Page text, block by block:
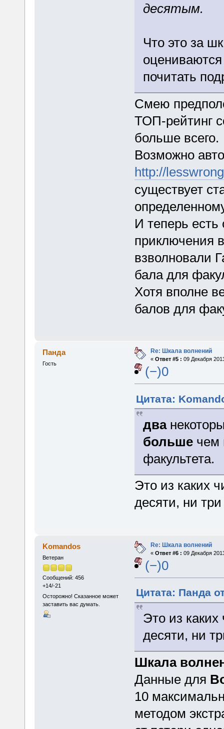
десятым.
Что это за
почитать
Смею
ТОП-рейтинг
больше всего.
Возможно
http://
существует
И теперь есть
приключения
взволновали
бала для
Хотя вполне
балов для
Панда
Гость
Re: Шкала волнений
« Ответ #5 : 09 Декабря
(−)0
Цитата:
два
больше чем
факультета.
Это из каких
десяти, ни
Komandos
Ветеран
Сообщений: 456
+14/-21
Осторожно! Сказанное может
заставить вас думать.
Re: Шкала волнений
« Ответ #6 : 09 Декабря
(−)0
Цитата: Панда
Это из
десяти, ни
Шкала
Данные для
10
методом